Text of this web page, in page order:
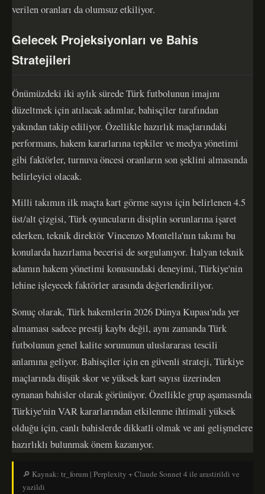
verilen oranları da olumsuz etkiliyor.
Gelecek Projeksiyonları ve Bahis
Stratejileri
Önümüzdeki iki aylık sürede Türk futbolunun imajını
düzeltmek için atılacak adımlar, bahisçiler tarafından
yakından takip ediliyor. Özellikle hazırlık maçlarındaki
performans, hakem kararlarına tepkiler ve medya yönetimi
gibi faktörler, turnuva öncesi oranların son şeklini almasında
belirleyici olacak.
Milli takımın ilk maçta kart görme sayısı için belirlenen 4.5
üst/alt çizgisi, Türk oyuncuların disiplin sorunlarına işaret
ederken, teknik direktör Vincenzo Montella'nın takımı bu
konularda hazırlama becerisi de sorgulanıyor. İtalyan teknik
adamın hakem yönetimi konusundaki deneyimi, Türkiye'nin
lehine işleyecek faktörler arasında değerlendiriliyor.
Sonuç olarak, Türk hakemlerin 2026 Dünya Kupası'nda yer
almaması sadece prestij kaybı değil, aynı zamanda Türk
futbolunun genel kalite sorununun uluslararası tescili
anlamına geliyor. Bahisçiler için en güvenli strateji, Türkiye
maçlarında düşük skor ve yüksek kart sayısı üzerinden
oynanan bahisler olarak görünüyor. Özellikle grup aşamasında
Türkiye'nin VAR kararlarından etkilenme ihtimali yüksek
olduğu için, canlı bahislerde dikkatli olmak ve ani gelişmelere
hazırlıklı bulunmak önem kazanıyor.
🔎 Kaynak: tr_forum | Perplexity + Claude Sonnet 4 ile arastirildi ve
yazildi